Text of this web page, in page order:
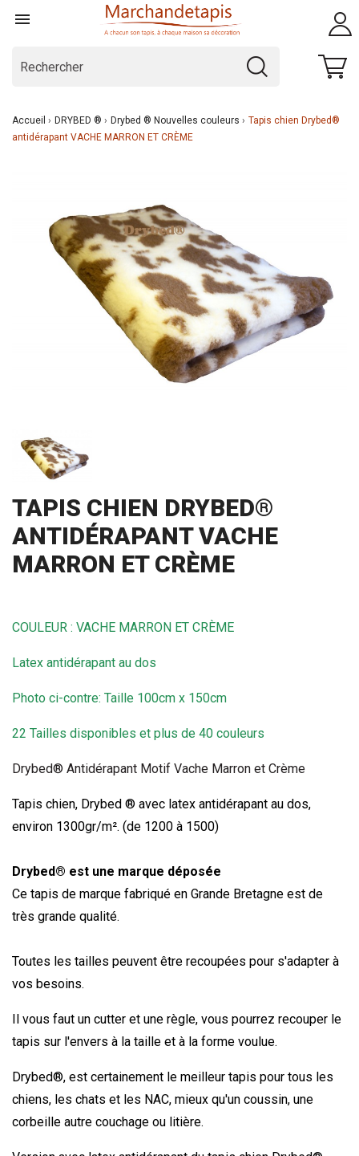

Accueil DRYBED ® Drybed ® Nouvelles couleurs
Tapis chien Drybed®
antidérapant VACHE MARRON ET CRÈME
TAPIS CHIEN DRYBED®
ANTIDÉRAPANT VACHE
MARRON ET CRÈME
COULEUR : VACHE MARRON ET CRÈME
Latex antidérapant au dos
Photo ci-contre: Taille 100cm x 150cm
22 Tailles disponibles et plus de 40 couleurs
Drybed® Antidérapant Motif Vache Marron et Crème
Tapis chien, Drybed ® avec latex antidérapant au dos,
environ 1300gr/m². (de 1200 à 1500)
Drybed® est une marque déposée
Ce tapis de marque fabriqué en Grande Bretagne est de
très grande qualité.
Toutes les tailles peuvent être recoupées pour s'adapter à
vos besoins.
Il vous faut un cutter et une règle, vous pourrez recouper le
tapis sur l'envers à la taille et à la forme voulue.
Drybed®, est certainement le meilleur tapis pour tous les
chiens, les chats et les NAC, mieux qu'un coussin, une
corbeille autre couchage ou litière.